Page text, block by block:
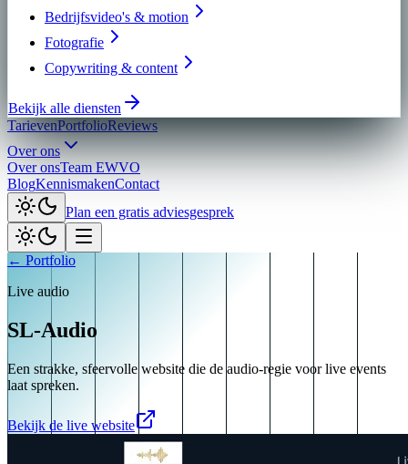
Bedrijfsvideo's & motion
Fotografie
Copywriting & content
Bekijk alle diensten
TarievenPortfolioReviews
Over ons
Over onsTeam EWVO
BlogKennismakenContact
Plan een gratis adviesgesprek
← Portfolio
Live audio
SL-Audio
Een strakke, sfeervolle website die de audio-regie voor live events
laat spreken.
Bekijk de live website